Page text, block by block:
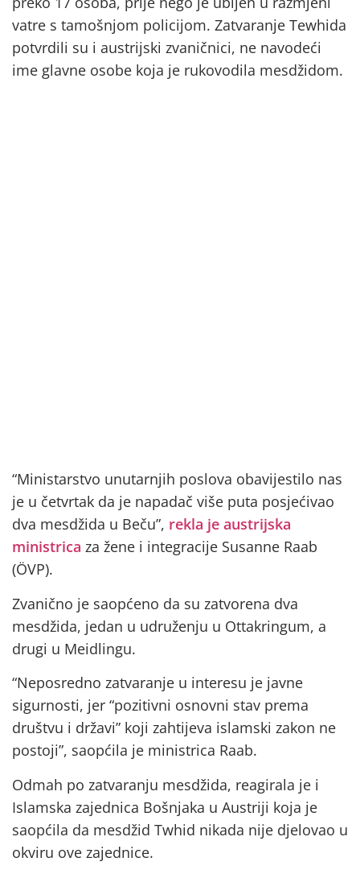
vatre s tamošnjom policijom. Zatvaranje Tewhida
potvrdili su i austrijski zvaničnici, ne navodeći
ime glavne osobe koja je rukovodila mesdžidom.
“Ministarstvo unutarnjih poslova obavijestilo nas
je u četvrtak da je napadač više puta posjećivao
dva mesdžida u Beču”, rekla je austrijska
ministrica za žene i integracije Susanne Raab
(ÖVP).
Zvanično je saopćeno da su zatvorena dva
mesdžida, jedan u udruženju u Ottakringum, a
drugi u Meidlingu.
“Neposredno zatvaranje u interesu je javne
sigurnosti, jer “pozitivni osnovni stav prema
društvu i državi” koji zahtijeva islamski zakon ne
postoji”, saopćila je ministrica Raab.
Odmah po zatvaranju mesdžida, reagirala je i
Islamska zajednica Bošnjaka u Austriji koja je
saopćila da mesdžid Twhid nikada nije djelovao u
okviru ove zajednice.